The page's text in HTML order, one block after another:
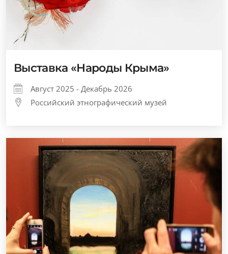
Выставка «Народы Крыма»
Август 2025 - Декабрь 2026
Российский этнографический музей